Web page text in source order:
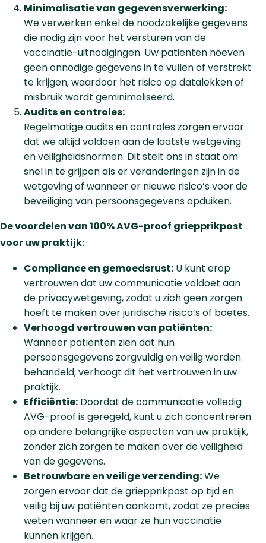
Minimalisatie van gegevensverwerking:
We verwerken enkel de noodzakelijke gegevens
die nodig zijn voor het versturen van de
vaccinatie-uitnodigingen. Uw patiënten hoeven
geen onnodige gegevens in te vullen of verstrekt
te krijgen, waardoor het risico op datalekken of
misbruik wordt geminimaliseerd.
Audits en controles:
Regelmatige audits en controles zorgen ervoor
dat we altijd voldoen aan de laatste wetgeving
en veiligheidsnormen. Dit stelt ons in staat om
snel in te grijpen als er veranderingen zijn in de
wetgeving of wanneer er nieuwe risico’s voor de
beveiliging van persoonsgegevens opduiken.
De voordelen van 100% AVG-proof griepprikpost
voor uw praktijk:
Compliance en gemoedsrust: U kunt erop
vertrouwen dat uw communicatie voldoet aan
de privacywetgeving, zodat u zich geen zorgen
hoeft te maken over juridische risico’s of boetes.
Verhoogd vertrouwen van patiënten:
Wanneer patiënten zien dat hun
persoonsgegevens zorgvuldig en veilig worden
behandeld, verhoogt dit het vertrouwen in uw
praktijk.
Efficiëntie: Doordat de communicatie volledig
AVG-proof is geregeld, kunt u zich concentreren
op andere belangrijke aspecten van uw praktijk,
zonder zich zorgen te maken over de veiligheid
van de gegevens.
Betrouwbare en veilige verzending:We
zorgen ervoor dat de griepprikpost op tijd en
veilig bij uw patiënten aankomt, zodat ze precies
weten wanneer en waar ze hun vaccinatie
kunnen krijgen.